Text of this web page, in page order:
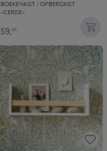
BOEKENKIST / OPBERGKIST
«CERISE»
59,95